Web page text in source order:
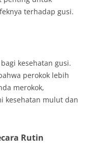
terhadap gusi.
kesehatan gusi.
perokok lebih
merokok,
kesehatan mulut dan
Rutin